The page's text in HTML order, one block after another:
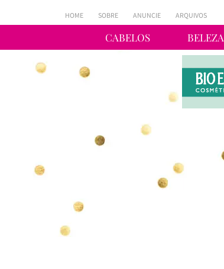
CABELOS BELEZA
HOME SOBRE ANUNCIE ARQUIVOS